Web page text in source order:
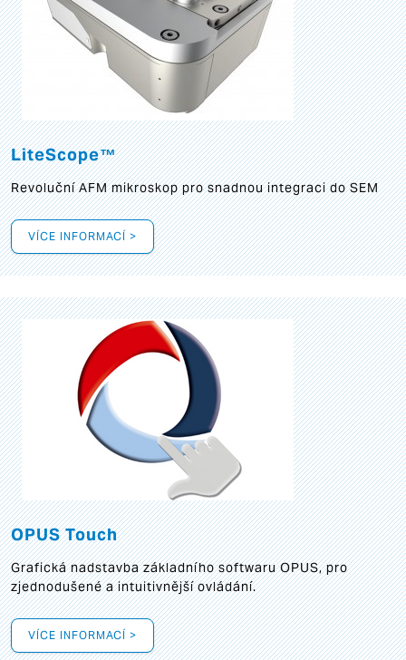
LiteScope™
Revoluční AFM mikroskop pro snadnou integraci do SEM
VÍCE INFORMACÍ >
OPUS Touch
Grafickánadstavba základního softwaru OPUS, pro
zjednodušené a intuitivnější ovládání.
VÍCE INFORMACÍ >